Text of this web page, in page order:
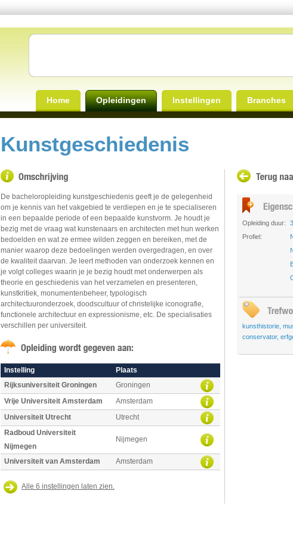
Home Opleidingen Instellingen Branches
Kunstgeschiedenis
De bacheloropleiding kunstgeschiedenis geeft je de gelegenheid
om je kennis van het vakgebied te verdiepen en je te specialiseren
in een bepaalde periode of een bepaalde kunstvorm. Je houdt je
bezig met de vraag wat kunstenaars en architecten met hun werken
bedoelden en wat ze ermee wilden zeggen en bereiken, met de
manier waarop deze bedoelingen werden overgedragen, en over
de kwaliteit daarvan. Je leert methoden van onderzoek kennen en
je volgt colleges waarin je je bezig houdt met onderwerpen als
theorie en geschiedenis van het verzamelen en presenteren,
kunstkritiek, monumentenbeheer, typologisch
architectuuronderzoek, doodscultuur of christelijke iconografie,
functionele architectuur en expressionisme, etc. De specialisaties
verschillen per universiteit.
Instelling
Plaats
Rijksuniversiteit Groningen
Groningen
Vrije Universiteit Amsterdam
Amsterdam
Universiteit Utrecht
Utrecht
Radboud Universiteit
Nijmegen
Nijmegen
Universiteit van Amsterdam Amsterdam
Alle 6 instellingen laten zien.
Opleiding duur:
Profiel:
kunsthistorie
conservator,